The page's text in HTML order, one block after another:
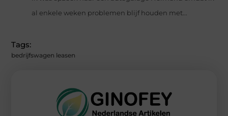
al enkele weken problemen blijf houden met...
Tags:
bedrijfswagen leasen